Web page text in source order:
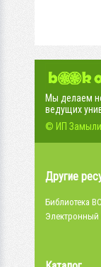
Мы делаем
ведущих
© ИП
Другие
Библиотека
Электронный